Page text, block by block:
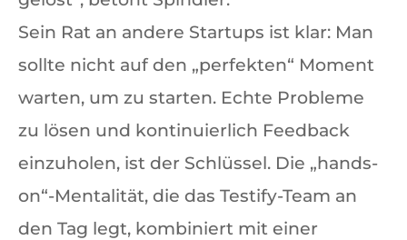
Sein Rat an andere Startups ist klar: Man
sollte nicht auf den „perfekten“ Moment
warten, um zu starten. Echte Probleme
zu lösen und kontinuierlich Feedback
einzuholen, ist der Schlüssel. Die „hands-
on“-Mentalität, die das Testify-Team an
den Tag legt, kombiniert mit einer